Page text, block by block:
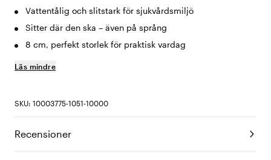
Vattentålig och slitstark för sjukvårdsmiljö
Sitter där den ska – även på språng
8 cm, perfekt storlek för praktisk vardag
Läs mindre
SKU: 10003775-1051-10000
Recensioner